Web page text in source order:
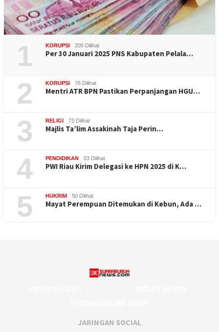
1 KORUPSI 205 Dilihat
Per 30 Januari 2025 PNS Kabupaten Pelala…
2 KORUPSI 76 Dilihat
Mentri ATR BPN Pastikan Perpanjangan HGU…
3 RELIGI 73 Dilihat
Majlis Ta’lim Assakinah Taja Perin…
4 PENDIDIKAN 53 Dilihat
PWI Riau Kirim Delegasi ke HPN 2025 di K…
5 HUKRIM 50 Dilihat
Mayat Perempuan Ditemukan di Kebun, Ada …
JARINGAN SOCIAL